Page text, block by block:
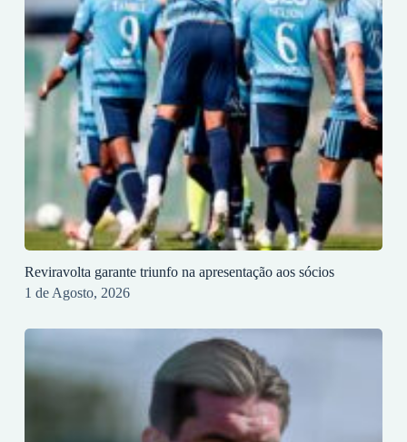
Reviravolta garante triunfo na apresentação aos sócios
1 de Agosto, 2026